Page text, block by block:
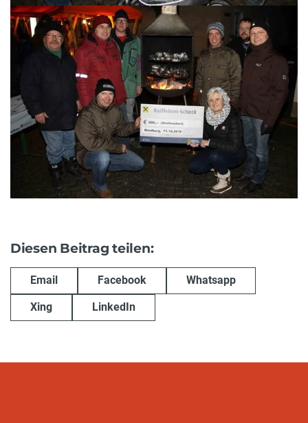
Diesen Beitrag teilen:
Email Facebook Whatsapp
Xing LinkedIn